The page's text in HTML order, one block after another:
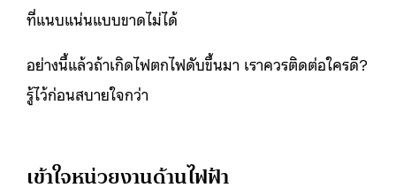
ที่แนบแน่นแบบขาดไม่ได้
อย่างนี้แล้วถ้าเกิดไฟตกไฟดับขึ้นมา เราควรติดต่อใครดี?
รู้ไว้ก่อนสบายใจกว่า
เข้าใจหน่วยงานด้านไฟฟ้า